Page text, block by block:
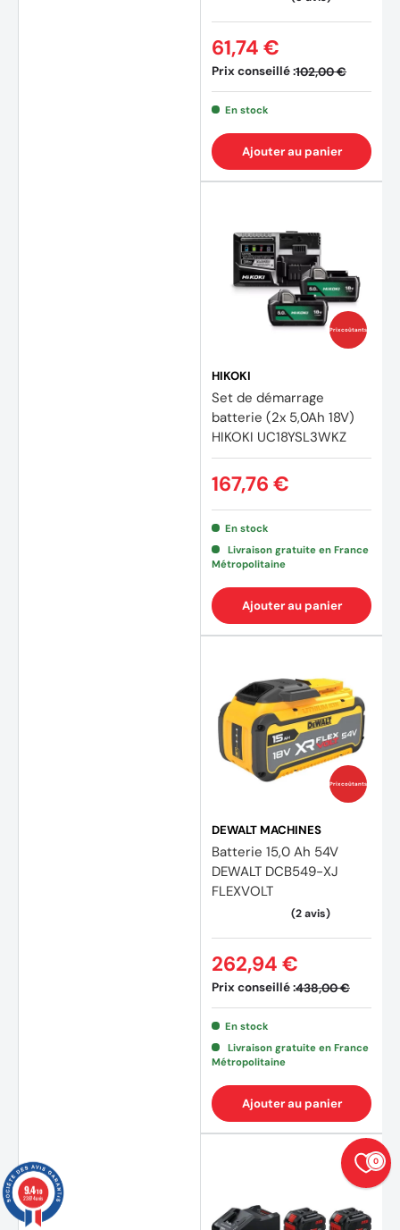
Prix conseillé :102,00 €
61,74 €
En stock
Ajouter au panier
Prix coûtants
HIKOKI
Set de démarrage
batterie (2x 5,0Ah 18V)
HIKOKI UC18YSL3WKZ
167,76 €
En stock
Livraison gratuite en France
Métropolitaine
Ajouter au panier
Prix coûtants
DEWALT MACHINES
Batterie 15,0 Ah 54V
DEWALT DCB549-XJ
FLEXVOLT
Prix conseillé :438,00 €
262,94 €
En stock
Livraison gratuite en France
Métropolitaine
Ajouter au panier
0
9.4/10
23874 avis